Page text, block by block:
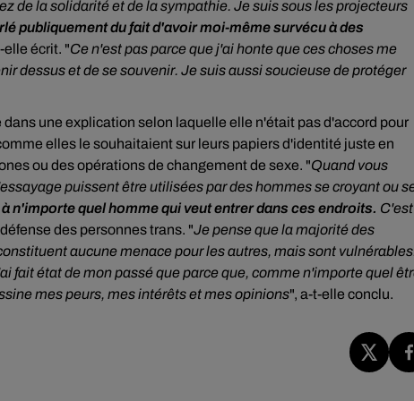
de la solidarité et de la sympathie. Je suis sous les projecteurs
publiquement du fait d'avoir moi-même survécu à des
elle écrit. "Ce n'est pas parce que j'ai honte que ces choses me
dessus et de se souvenir. Je suis aussi soucieuse de protéger
une explication selon laquelle elle n'était pas d'accord pour
elles le souhaitaient sur leurs papiers d'identité juste en
ou des opérations de changement de sexe. "Quand vous
puissent être utilisées par des hommes se croyant ou
n'importe quel homme qui veut entrer dans ces endroits.
des personnes trans. "Je pense que la majorité des
aucune menace pour les autres, mais sont
fait état de mon passé que parce que, comme n'importe quel
mes peurs, mes intérêts et mes opinions", a-t-elle conclu.